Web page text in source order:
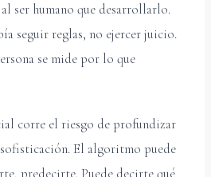
ser humano que desarrollarlo.
seguir reglas, no ejercer juicio.
se mide por lo que
corre el riesgo de profundizar
El algoritmo puede